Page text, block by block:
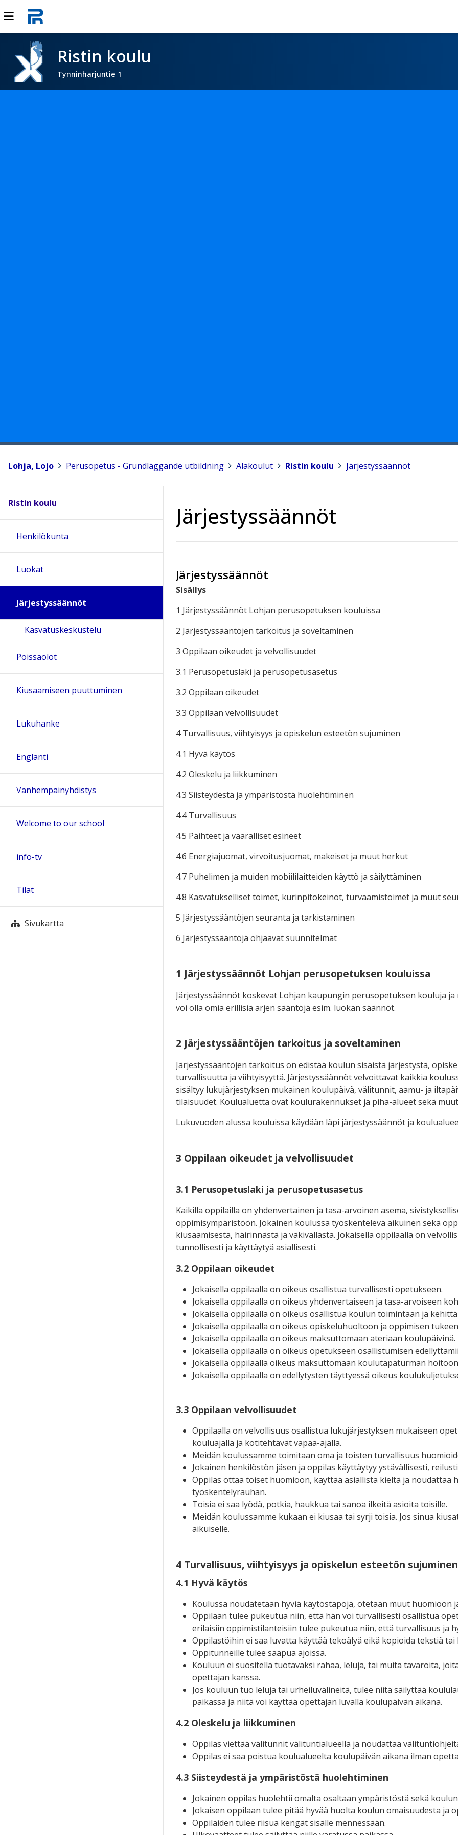
Ristin koulu
Tynninharjuntie 1
Lohja, Lojo Perusopetus - Grundläggande utbildning Alakoulut Ristin koulu Järjestyssäännöt
Järjestyssäännöt
Järjestyssäännöt
Sisällys
1 Järjestyssäännöt Lohjan perusopetuksen kouluissa
2 Järjestyssääntöjen tarkoitus ja soveltaminen
3 Oppilaan oikeudet ja velvollisuudet
3.1 Perusopetuslaki ja perusopetusasetus
3.2 Oppilaan oikeudet
3.3 Oppilaan velvollisuudet
4 Turvallisuus, viihtyisyys ja opiskelun esteetön sujuminen
4.1 Hyvä käytös
4.2 Oleskelu ja liikkuminen
4.3 Siisteydestä ja ympäristöstä huolehtiminen
4.4 Turvallisuus
4.5 Päihteet ja vaaralliset esineet
4.6 Energiajuomat, virvoitusjuomat, makeiset ja muut herkut
4.7 Puhelimen ja muiden mobiililaitteiden käyttö ja säilyttäminen
4.8 Kasvatukselliset toimet, kurinpitokeinot, turvaamistoimet ja muut
5 Järjestyssääntöjen seuranta ja tarkistaminen
6 Järjestyssääntöjä ohjaavat suunnitelmat
1 Järjestyssäännöt Lohjan perusopetuksen kouluissa
Järjestyssäännöt koskevat Lohjan kaupungin perusopetuksen kouluja
voi olla omia erillisiä arjen sääntöjä esim. luokan säännöt.
2 Järjestyssääntöjen tarkoitus ja soveltaminen
Järjestyssääntöjen tarkoitus on edistää koulun sisäistä järjestystä,
turvallisuutta ja viihtyisyyttä. Järjestyssäännöt velvoittavat kaikkia
sisältyy lukujärjestyksen mukainen koulupäivä, välitunnit, aamu- ja
tilaisuudet. Koulualuetta ovat koulurakennukset ja piha-alueet sekä
Lukuvuoden alussa kouluissa käydään läpi järjestyssäännöt ja
3 Oppilaan oikeudet ja velvollisuudet
3.1 Perusopetuslaki ja perusopetusasetus
Kaikilla oppilailla on yhdenvertainen ja tasa-arvoinen asema,
oppimisympäristöön. Jokainen koulussa työskentelevä aikuinen sekä
kiusaamisesta, häirinnästä ja väkivallasta. Jokaisella oppilaalla on
tunnollisesti ja käyttäytyä asiallisesti.
3.2 Oppilaan oikeudet
Jokaisella oppilaalla on oikeus osallistua turvallisesti opetukseen.
Jokaisella oppilaalla on oikeus yhdenvertaiseen ja tasa-arvoiseen
Jokaisella oppilaalla on oikeus osallistua koulun toimintaan ja
Jokaisella oppilaalla on oikeus opiskeluhuoltoon ja oppimisen
Jokaisella oppilaalla on oikeus maksuttomaan ateriaan koulupäivinä.
Jokaisella oppilaalla on oikeus opetukseen osallistumisen
Jokaisella oppilaalla oikeus maksuttomaan koulutapaturman
Jokaisella oppilaalla on edellytysten täyttyessä oikeus
3.3 Oppilaan velvollisuudet
Oppilaalla on velvollisuus osallistua lukujärjestyksen mukaiseen
kouluajalla ja kotitehtävät vapaa-ajalla.
Meidän koulussamme toimitaan oma ja toisten turvallisuus
Jokainen henkilöstön jäsen ja oppilas käyttäytyy ystävällisesti,
Oppilas ottaa toiset huomioon, käyttää asiallista kieltä ja noudattaa
työskentelyrauhan.
Toisia ei saa lyödä, potkia, haukkua tai sanoa ilkeitä asioita toisille.
Meidän koulussamme kukaan ei kiusaa tai syrji toisia. Jos sinua
aikuiselle.
4 Turvallisuus, viihtyisyys ja opiskelun esteetön sujuminen
4.1 Hyvä käytös
Koulussa noudatetaan hyviä käytöstapoja, otetaan muut huomioon
Oppilaan tulee pukeutua niin, että hän voi turvallisesti osallistua
erilaisiin oppimistilanteisiin tulee pukeutua niin, että turvallisuus ja
Oppilastöihin ei saa luvatta käyttää tekoälyä eikä kopioida tekstiä
Oppitunneille tulee saapua ajoissa.
Kouluun ei suositella tuotavaksi rahaa, leluja, tai muita tavaroita,
opettajan kanssa.
Jos kouluun tuo leluja tai urheiluvälineitä, tulee niitä säilyttää
paikassa ja niitä voi käyttää opettajan luvalla koulupäivän aikana.
4.2 Oleskelu ja liikkuminen
Oppilas viettää välitunnit välituntialueella ja noudattaa
Oppilas ei saa poistua koulualueelta koulupäivän aikana ilman
4.3 Siisteydestä ja ympäristöstä huolehtiminen
Jokainen oppilas huolehtii omalta osaltaan ympäristöstä sekä
Jokaisen oppilaan tulee pitää hyvää huolta koulun omaisuudesta ja
Oppilaiden tulee riisua kengät sisälle mennessään.
Ristin koulu
Henkilökunta
Luokat
Järjestyssäännöt
Kasvatuskeskustelu
Poissaolot
Kiusaamiseen puuttuminen
Lukuhanke
Englanti
Vanhempainyhdistys
Welcome to our school
info-tv
Tilat
Sivukartta